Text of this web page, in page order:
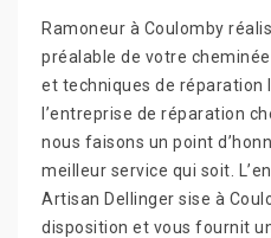
Ramoneur à Coulomby
préalable de votre
et techniques de réparation
l’entreprise de réparation
nous faisons un point
meilleur service qui soit.
Artisan Dellinger sise à
disposition et vous fournit